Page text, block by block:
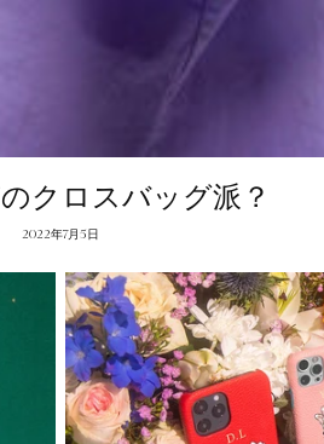
クロスバッグ派？
2022年7月5日